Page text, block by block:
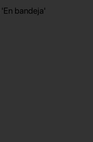
'En bandeja'